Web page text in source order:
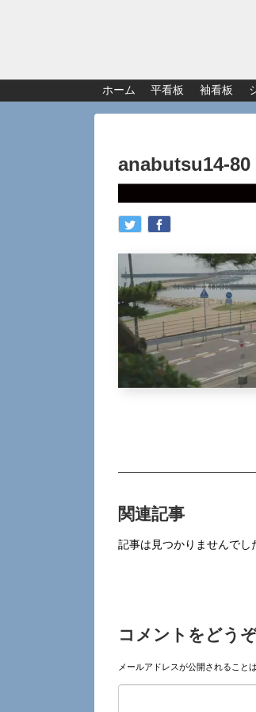
ホーム 平看板 袖看板
anabutsu14-80
関連記事
記事は見つかりませんでし
コメントをどう
メールアドレスが公開されること